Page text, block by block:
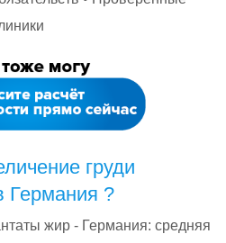
груди
Германия ?
жир - Германия: cредняя